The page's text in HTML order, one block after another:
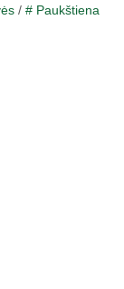
/ # Paukštiena